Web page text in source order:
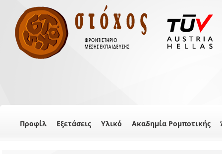
Προφίλ Εξετάσεις Υλικό Ακαδημία Ρομποτικής